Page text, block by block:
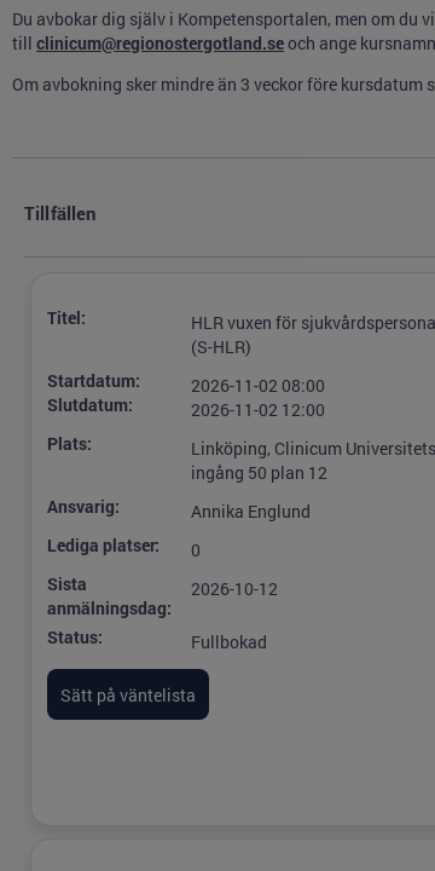
Du avbokar dig själv i Kompetensportalen, men om du
till clinicum@regionostergotland.seoch ange
Om avbokning sker mindre än 3 veckor före kursdatum
Tillfällen
Titel:
HLR vuxen för
(S-HLR)
Startdatum:
Slutdatum:
2026-11-02 08:00
2026-11-02 12:00
Plats:
Linköping, Clinicum
ingång 50 plan 12
Ansvarig:
Annika Englund
Lediga platser:
0
Sista
anmälningsdag:
2026-10-12
Status: Fullbokad